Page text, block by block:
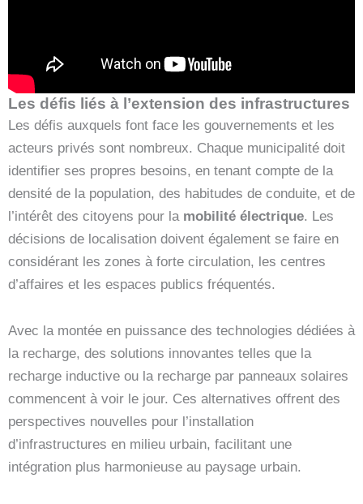
Les défis liés à l’extension des infrastructures
Les défis auxquels font face les gouvernements et les
acteurs privés sont nombreux. Chaque municipalité doit
identifier ses propres besoins, en tenant compte de la
densité de la population, des habitudes de conduite, et de
l’intérêt des citoyens pour la mobilité électrique. Les
décisions de localisation doivent également se faire en
considérant les zones à forte circulation, les centres
d’affaires et les espaces publics fréquentés.
Avec la montée en puissance des technologies dédiées à
la recharge, des solutions innovantes telles que la
recharge inductive ou la recharge par panneaux solaires
commencent à voir le jour. Ces alternatives offrent des
perspectives nouvelles pour l’installation
d’infrastructures en milieu urbain, facilitant une
intégration plus harmonieuse au paysage urbain.